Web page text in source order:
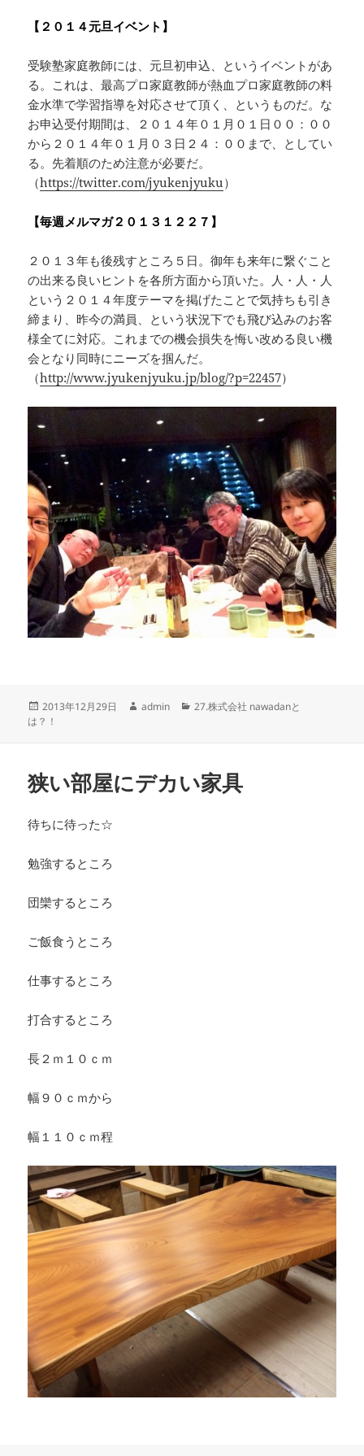
【２０１４元旦イベント】
受験塾家庭教師には、元旦初申込、というイベントがあ
る。これは、最高プロ家庭教師が熱血プロ家庭教師の料
金水準で学習指導を対応させて頂く、というものだ。な
お申込受付期間は、２０１４年０１月０１日００：００
から２０１４年０１月０３日２４：００まで、としてい
る。先着順のため注意が必要だ。
（https://twitter.com/jyukenjyuku ）
【毎週メルマガ２０１３１２２７】
２０１３年も後残すところ５日。御年も来年に繋ぐこと
の出来る良いヒントを各所方面から頂いた。人・人・人
という２０１４年度テーマを掲げたことで気持ちも引き
締まり、昨今の満員、という状況下でも飛び込みのお客
様全てに対応。これまでの機会損失を悔い改める良い機
会となり同時にニーズを掴んだ。
（http://www.jyukenjyuku.jp/blog/?p=22457）
投
稿
2013年12月29日
作
admin
カ
27.株式会社 nawadanと
は？！
狭い部屋にデカい家具
待ちに待った☆
勉強するところ
団欒するところ
ご飯食うところ
仕事するところ
打合するところ
長２ｍ１０ｃｍ
幅９０ｃｍから
幅１１０ｃｍ程